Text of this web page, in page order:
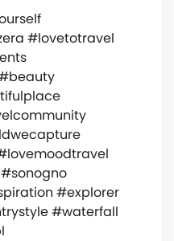
#lovetotravel
#explorer
#waterfall